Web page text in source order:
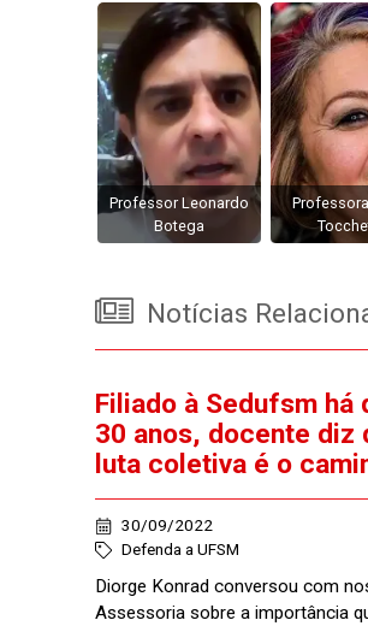
Professor Leonardo
Botega
Notícias
Filiado à Sedufsm há
30 anos, docente diz
luta coletiva é o
30/09/2022
Defenda a UFSM
Diorge Konrad conversou com
Assessoria sobre a importância